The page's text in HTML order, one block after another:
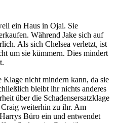
ein Haus in Ojai. Sie
Während Jake sich auf
Als sich Chelsea verletzt, ist
um sie kümmern. Dies mindert
Klage nicht mindern kann, da sie
bleibt ihr nichts anderes
über die Schadensersatzklage
weiterhin zu ihr. Am
Büro ein und entwendet